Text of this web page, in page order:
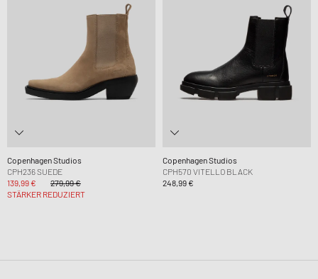
Copenhagen Studios
CPH236 SUEDE
139,99 €
279,99 €
STÄRKER REDUZIERT
Copenhagen Studios
CPH570 VITELLO BLACK
248,99 €